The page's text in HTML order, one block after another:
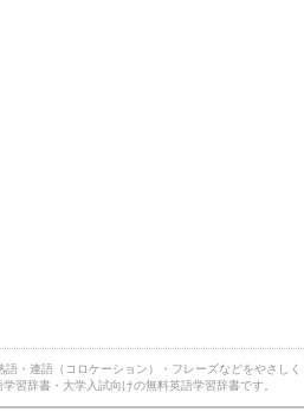
・連語（コロケーション）・フレーズなどをやさしく
習辞書・大学入試向けの無料英語学習辞書です。